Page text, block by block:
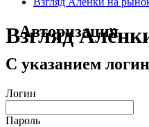
Взгляд
Авторизация
С указанием
Логин
Пароль